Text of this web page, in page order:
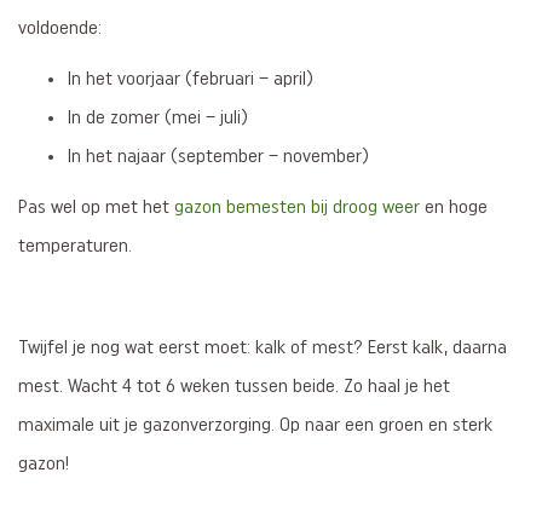
voldoende:
In het voorjaar (februari – april)
In de zomer (mei – juli)
In het najaar (september – november)
Pas wel op met het gazon bemesten bij droog weer en hoge
temperaturen.
Twijfel je nog wat eerst moet: kalk of mest? Eerst kalk, daarna
mest. Wacht 4 tot 6 weken tussen beide. Zo haal je het
maximale uit je gazonverzorging. Op naar een groen en sterk
gazon!